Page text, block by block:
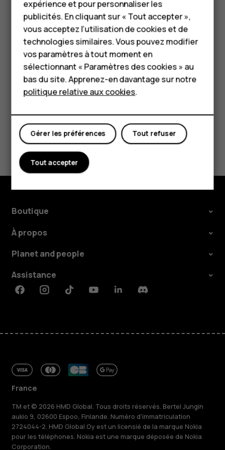
HMD Terra M
Pour les entreprises
Tablettes
Boutique
souhaités.
Supprimer un rendez-vous
Appuyez sur l'événement.
Appuyez sur more_vert>Supprimer.
Avez-vous trouvé cela utile?
Oui Non
Boutique
À propos
Planet and people
Assistance
FacebookInstagramTiktokYoutubeLinkedinDiscord
France
TM et © 2026 HMD Global. Tous droits réservés. Bertel Jungin
aukio 9, 02600 Espoo, Finlande. Numéro d'immatriculation
2724044-2. HMD Global Oy est un licensié de la marque Nokia
pour les téléphones. Nokia est une marque déposée de Nokia
Corporation.
expérience et pour personnaliser les
publicités. En cliquant sur « Tout accepter »,
vous acceptez l’utilisation de cookies et de
technologies similaires. Vous pouvez modifier
vos paramètres à tout moment en
sélectionnant « Paramètres des cookies » au
bas du site. Apprenez-en davantage sur notre
politique relative aux cookies.
Tout refuser
Gérer les préférences
Tout accepter